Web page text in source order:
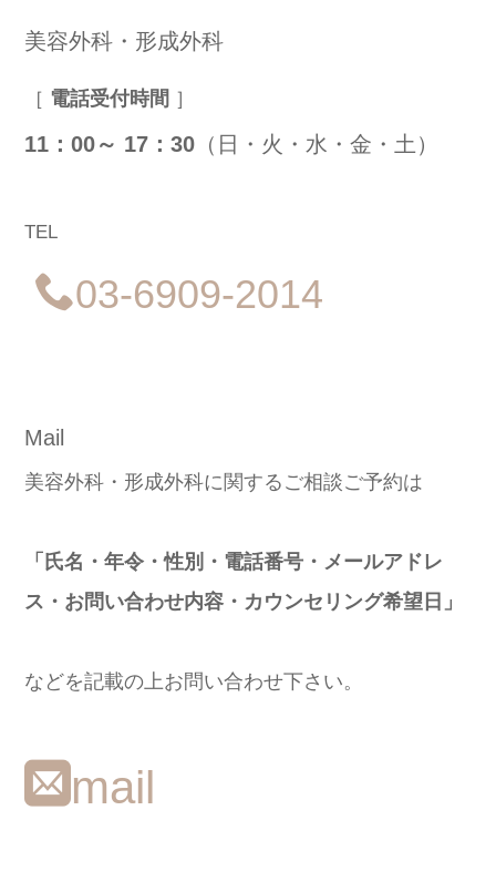
美容外科・形成外科
［ 電話受付時間 ］
11：00～ 17：30 （日・火・水・金・土）
TEL
03-6909-2014
Mail
美容外科・形成外科に関するご相談ご予約は
「氏名・年令・性別・電話番号・メールアドレ
ス・お問い合わせ内容・カウンセリング希望日」
などを記載の上お問い合わせ下さい。
mail